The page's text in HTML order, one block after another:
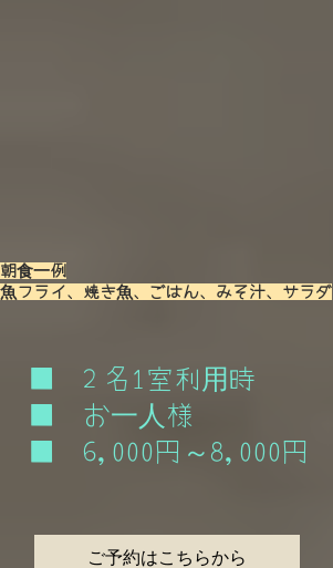
朝食一例
魚フライ、焼き魚、ごはん、みそ汁、サラダ
■ 2 名1室利用時
■ お一人様
■ 6,000円～8,000円
ご予約はこちらから